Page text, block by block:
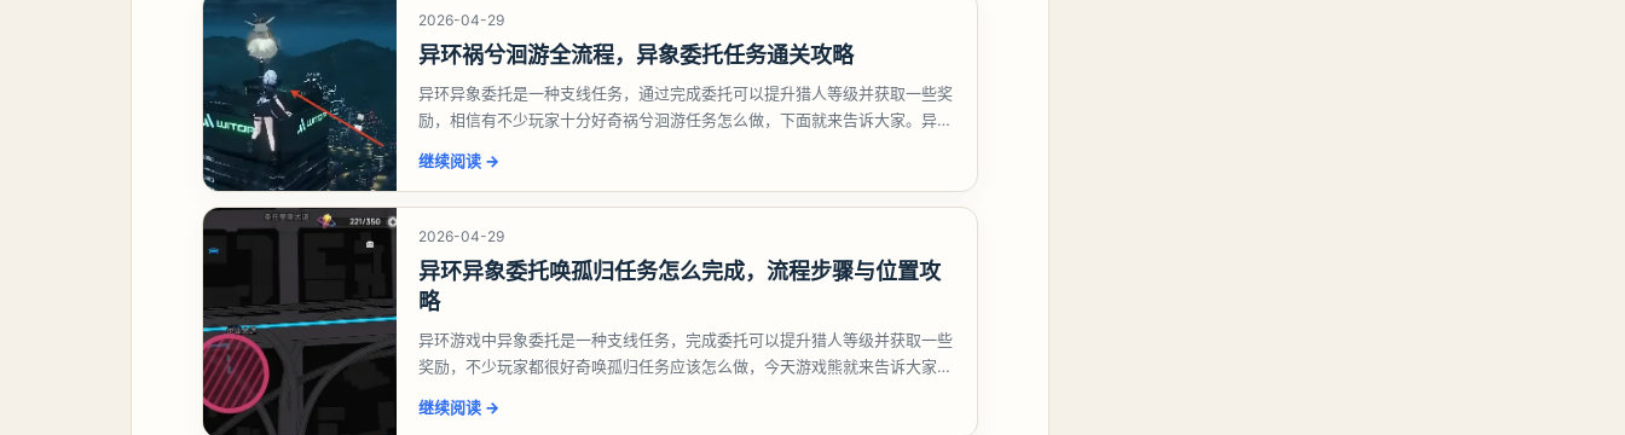
2026-04-29
异环祸兮洄游全流程，异象委托任务通关攻略
异环异象委托是一种支线任务，通过完成委托可以提升猎人等级并获取一些奖
励，相信有不少玩家十分好奇祸兮洄游任务怎么做，下面就来告诉大家。异环
继续阅读 →
2026-04-29
异环异象委托唤孤归任务怎么完成，流程步骤与位置攻
略
异环游戏中异象委托是一种支线任务，完成委托可以提升猎人等级并获取一些
奖励，不少玩家都很好奇唤孤归任务应该怎么做，今天游戏熊就来告诉大家。
继续阅读 →